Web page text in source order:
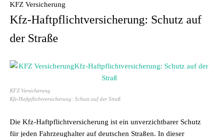
KFZ Versicherung
Kfz-Haftpflichtversicherung: Schutz auf
der Straße
KFZ Versicherung
Kfz-Haftpflichtversicherung: Schutz auf der Straß
Die Kfz-Haftpflichtversicherung ist ein unverzichtbarer Schutz
für jeden Fahrzeughalter auf deutschen Straßen. In dieser